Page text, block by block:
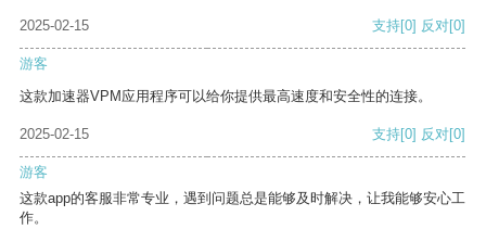
2025-02-15 支持[0] 反对[0]
游客
这款加速器VPM应用程序可以给你提供最高速度和安全性的连接。
2025-02-15 支持[0] 反对[0]
游客
这款app的客服非常专业，遇到问题总是能够及时解决，让我能够安心工
作。